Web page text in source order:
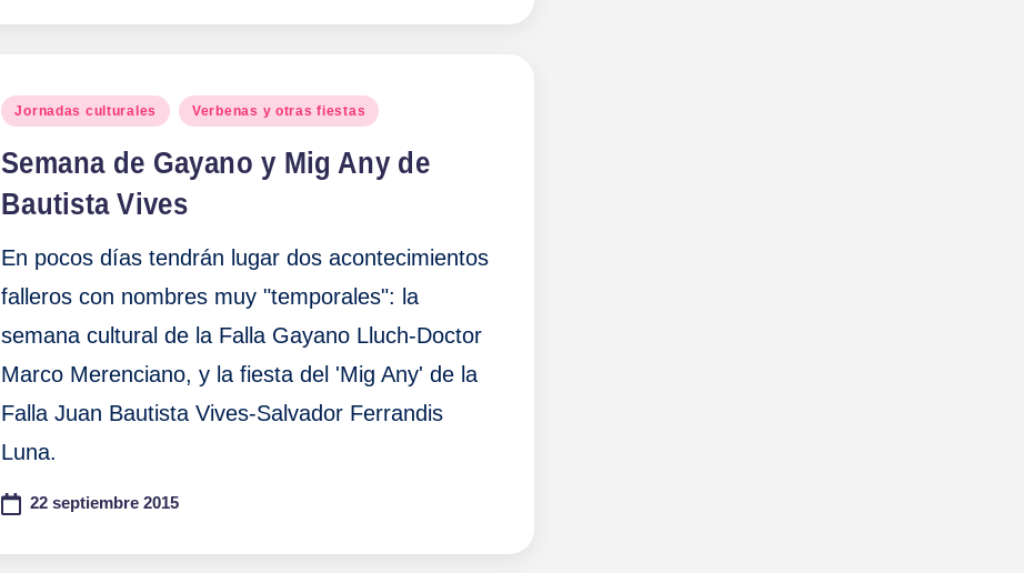
Publicado
Jornadas culturales Verbenas y otras fiestas
Semana de Gayano y Mig Any de
Bautista Vives
En pocos días tendrán lugar dos acontecimientos
falleros con nombres muy "temporales": la
semana cultural de la Falla Gayano Lluch-Doctor
Marco Merenciano, y la fiesta del 'Mig Any' de la
Falla Juan Bautista Vives-Salvador Ferrandis
Luna.
22 septiembre 2015